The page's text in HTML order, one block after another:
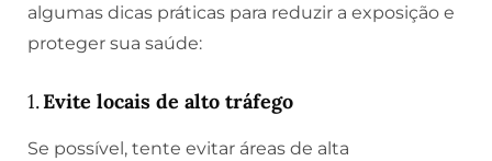
algumas dicas práticas para reduzir a exposição e
proteger sua saúde:
1.Evite locais de alto tráfego
Se possível, tente evitar áreas de alta